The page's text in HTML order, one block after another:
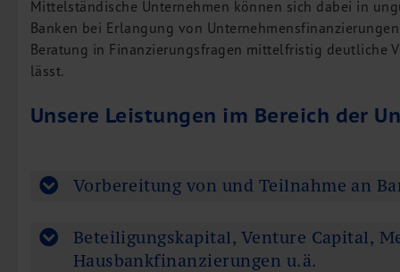
Inbound Investments
Coaching
Events
Kontakt
Mittelständische Unternehmen können sich dabei in
Banken bei Erlangung von
Beratung in Finanzierungsfragen mittelfristig deutliche
lässt.
Unsere Leistungen im Bereich der
Vorbereitung von und Teilnahme an
Beteiligungskapital, Venture Capital,
Hausbankfinanzierungen u.ä.